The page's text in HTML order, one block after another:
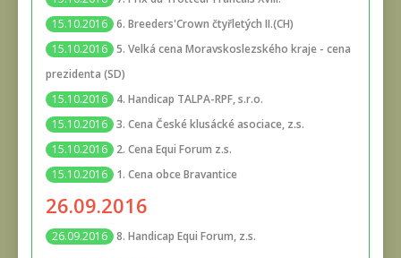
15.10.2016 6. Breeders'Crown čtyřletých II.(CH)
15.10.2016 5. Velká cena Moravskoslezského kraje - cena
prezidenta (SD)
15.10.2016
4. Handicap TALPA-RPF, s.r.o.
15.10.2016 3. Cena České klusácké asociace, z.s.
15.10.2016
2. Cena Equi Forum z.s.
15.10.2016
1. Cena obce Bravantice
26.09.2016
26.09.2016 8. Handicap Equi Forum, z.s.